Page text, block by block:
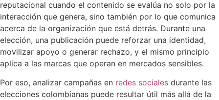
reputacional cuando el contenido se evalúa no solo por la
interacción que genera, sino también por lo que comunica
acerca de la organización que está detrás. Durante una
elección, una publicación puede reforzar una identidad,
movilizar apoyo o generar rechazo, y el mismo principio
aplica a las marcas que operan en mercados sensibles.
Por eso, analizar campañas en redes sociales durante las
elecciones colombianas puede resultar útil más allá de la